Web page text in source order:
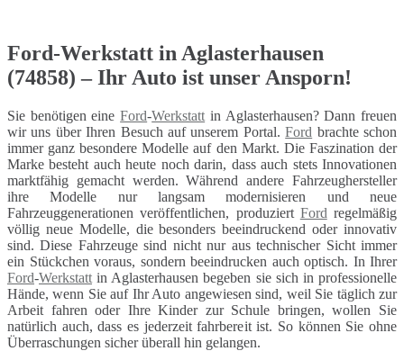
Ford-Werkstatt in Aglasterhausen
(74858) – Ihr Auto ist unser Ansporn!
Sie benötigen eineFord-Werkstatt in Aglasterhausen? Dann freuen
wir uns über Ihren Besuch auf unserem Portal.Ford brachte schon
immer ganz besondere Modelle auf den Markt. Die Faszination der
Marke besteht auch heute noch darin, dass auch stets Innovationen
marktfähig gemacht werden. Während andere Fahrzeughersteller
ihre Modelle nur langsam modernisieren und neue
Fahrzeuggenerationen veröffentlichen, produziert Ford regelmäßig
völlig neue Modelle, die besonders beeindruckend oder innovativ
sind. Diese Fahrzeuge sind nicht nur aus technischer Sicht immer
ein Stückchen voraus, sondern beeindrucken auch optisch. In Ihrer
Ford-Werkstatt in Aglasterhausen begeben sie sich in professionelle
Hände, wenn Sie auf Ihr Auto angewiesen sind, weil Sie täglich zur
Arbeit fahren oder Ihre Kinder zur Schule bringen, wollen Sie
natürlich auch, dass es jederzeit fahrbereit ist. So können Sie ohne
Überraschungen sicher überall hin gelangen.